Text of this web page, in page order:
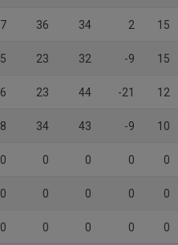
7 36 34 2 15
5 23 32 -9 15
6 23 44 -21 12
8 34 43 -9 10
0 0 0 0 0
0 0 0 0 0
0 0 0 0 0